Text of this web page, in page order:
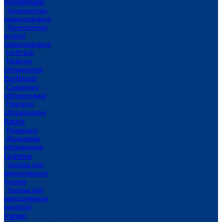
Телескопічні
навантажувачі
Телескопічні
колісні
навантажувачі
Hoftrack
Навісне
обладнання
Berthoud
Самохідні
обприскувачі
Причіпні
обприскувачі
Rauch
Розкидачі
Додаткове
обладнання
Grimme
Техніка для
вирощування
буряка
Техніка для
вирощування
картоплі
Panien